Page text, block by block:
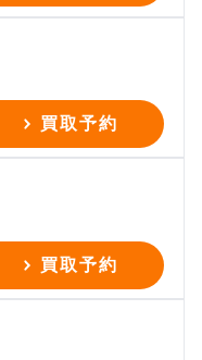
買取予約
買取予約